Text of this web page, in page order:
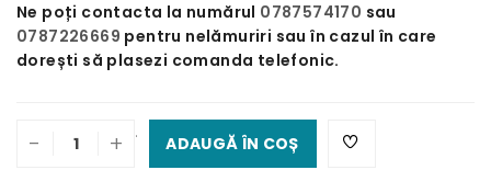
Ne poți contacta la numărul 0787574170 sau
0787226669 pentru nelămuriri sau în cazul în care
dorești să plasezi comanda telefonic.
- + .
ADAUGĂ ÎN COȘ